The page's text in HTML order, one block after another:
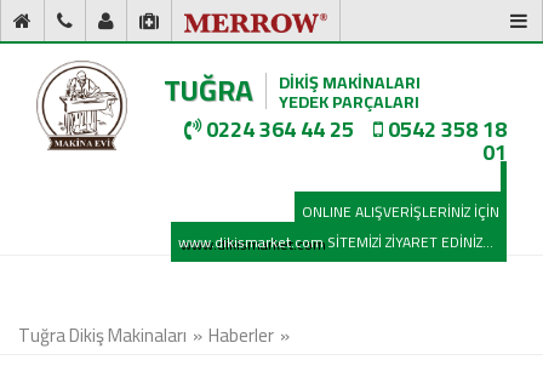
TUĞRA DİKİŞ MAKİNALARI
YEDEK PARÇALARI
0224 364 44 25 0542 358 18
01
ONLINE ALIŞVERİŞLERİNİZ İÇİN
www.dikismarket.comSİTEMİZİ ZİYARET EDİNİZ...
Tuğra Dikiş Makinaları Haberler